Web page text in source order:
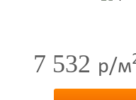
7 532 р/м